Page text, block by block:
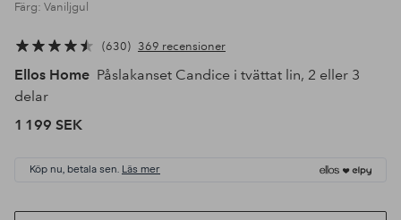
Färg: Vaniljgul
630 369 recensioner
Ellos Home Påslakanset Candice i tvättat lin, 2 eller 3
delar
1 199 SEK
Köp nu, betala sen. Läs mer